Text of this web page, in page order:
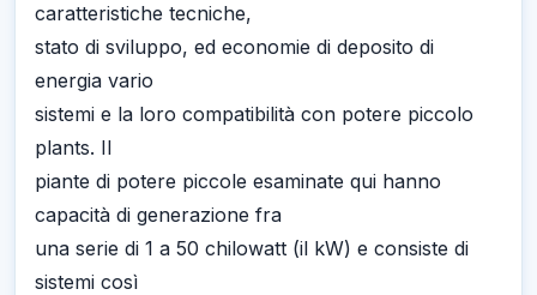
caratteristiche tecniche,
stato di sviluppo, ed economie di deposito di
energia vario
sistemi e la loro compatibilità con potere piccolo
plants. Il
piante di potere piccole esaminate qui hanno
capacità di generazione fra
una serie di 1 a 50 chilowatt (il kW) e consiste di
sistemi così